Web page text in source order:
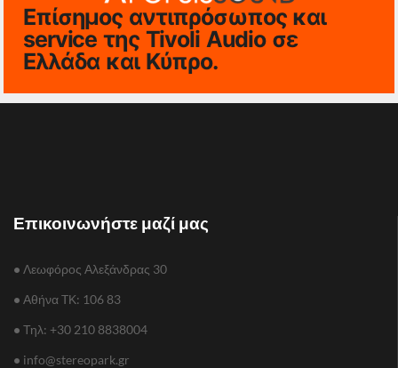
Επίσημος αντιπρόσωπος και
service της Tivoli Audio σε
Ελλάδα και Κύπρο.
Επικοινωνήστε μαζί μας
• Λεωφόρος Αλεξάνδρας 30
• Αθήνα TΚ: 106 83
• Τηλ: +30 210 8838004
• info@stereopark.gr